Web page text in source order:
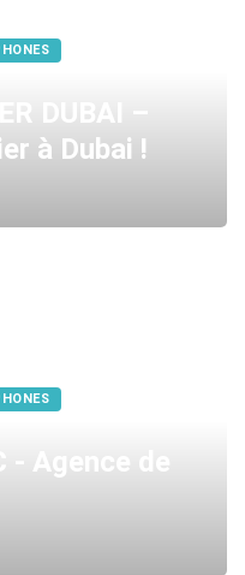
DUBAI –
à Dubai !
- Agence de